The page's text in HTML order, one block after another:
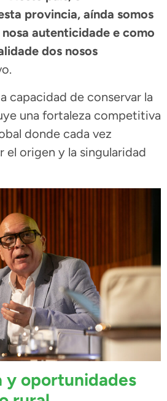
provincia, aínda somos
autenticidade e como
dos nosos
capacidad de conservar la
una fortaleza competitiva
donde cada vez
el origen y la singularidad
y oportunidades